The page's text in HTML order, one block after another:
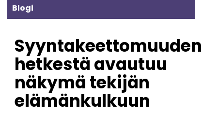
Blogi
Syyntakeettomuuden
hetkestä avautuu
näkymä tekijän
elämänkulkuun